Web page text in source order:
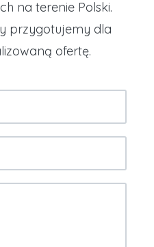
na terenie Polski.
przygotujemy dla
ofertę.